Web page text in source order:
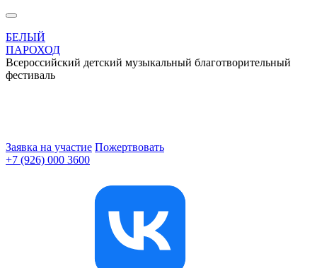
БЕЛЫЙ
ПАРОХОД
Всероссийский детский музыкальный благотворительный
фестиваль
Заявка на участие Пожертвовать
+7 (926) 000 3600